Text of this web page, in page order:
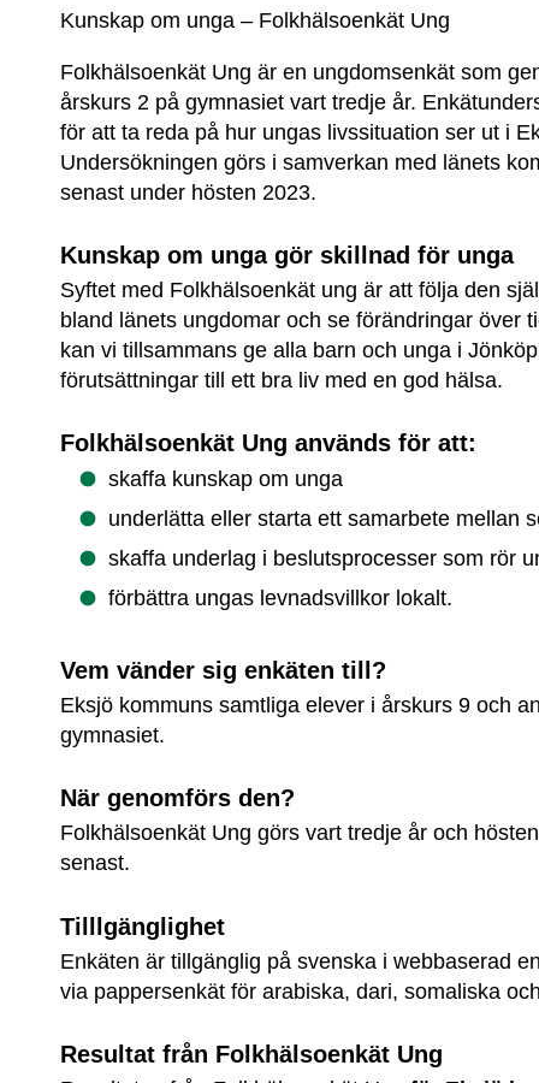
Kunskap om unga – Folkhälsoenkät Ung
Folkhälsoenkät Ung är en ungdomsenkät som
årskurs 2 på gymnasiet vart tredje år.
för att ta reda på hur ungas livssituation ser ut i
Undersökningen görs i samverkan med länets
senast under hösten 2023.
Kunskap om unga gör skillnad för unga
Syftet med Folkhälsoenkät ung är att följa den
bland länets ungdomar och se förändringar över
kan vi tillsammans ge alla barn och unga i
förutsättningar till ett bra liv med en god hälsa.
Folkhälsoenkät Ung används för att:
skaffa kunskap om unga
underlätta eller starta ett samarbete mellan
skaffa underlag i beslutsprocesser som rör
förbättra ungas levnadsvillkor lokalt.
Vem vänder sig enkäten till?
Eksjö kommuns samtliga elever i årskurs 9 och
gymnasiet.
När genomförs den?
Folkhälsoenkät Ung görs vart tredje år och
senast.
Tilllgänglighet
Enkäten är tillgänglig på svenska i webbaserad
via pappersenkät för arabiska, dari, somaliska
Resultat från Folkhälsoenkät Ung